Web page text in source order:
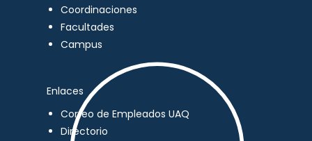
Coordinaciones
Facultades
Campus
Enlaces
Correo de Empleados UAQ
Directorio